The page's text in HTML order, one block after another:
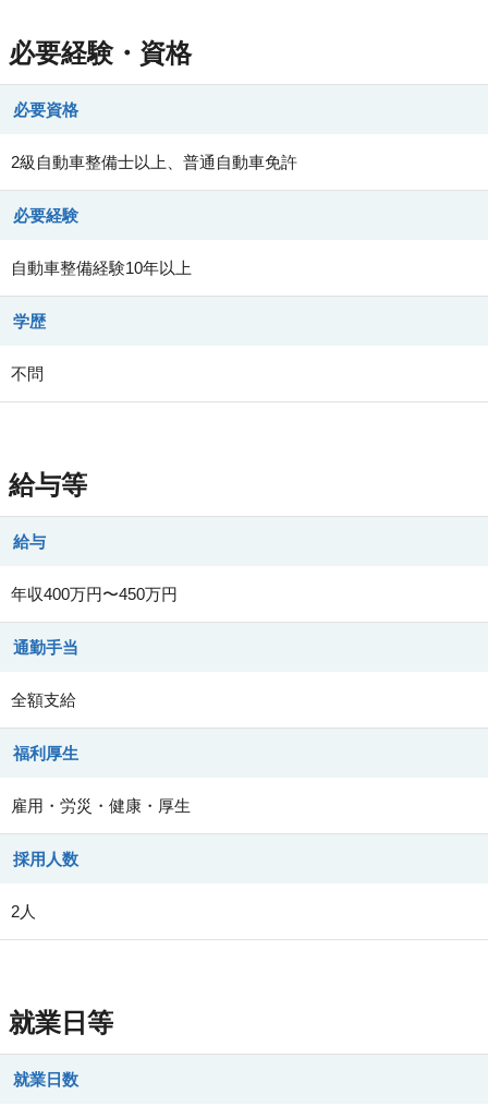
必要経験・資格
必要資格
2級自動車整備士以上、普通自動車免許
必要経験
自動車整備経験10年以上
学歴
不問
給与等
給与
年収400万円〜450万円
通勤手当
全額支給
福利厚生
雇用・労災・健康・厚生
採用人数
2人
就業日等
就業日数